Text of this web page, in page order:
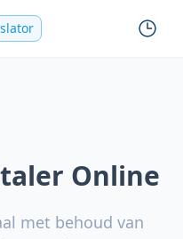
Online
met behoud van